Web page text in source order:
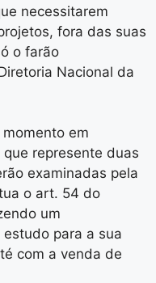
necessitarem
fora das suas
o farão
Nacional da
em
represente duas
examinadas pela
o art. 54 do
um
para a sua
com a venda de